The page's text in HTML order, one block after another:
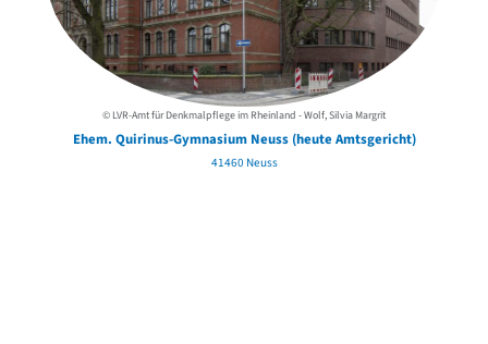
© LVR-Amt für Denkmalpflege im Rheinland - Wolf, Silvia Margrit
Ehem. Quirinus-Gymnasium Neuss (heute Amtsgericht)
41460 Neuss